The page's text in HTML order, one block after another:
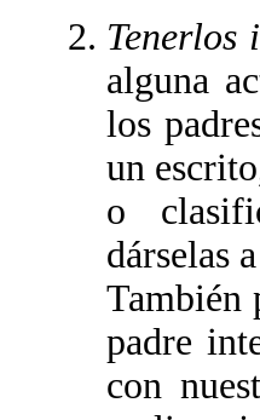
Tenerlos
alguna
los
un
o
dárselas
También
padre
con